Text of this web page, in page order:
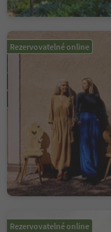
Rezervovatelné online
Rezervovatelné online